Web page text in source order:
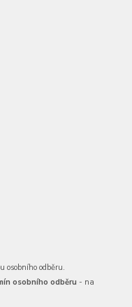
osobního odběru.
osobního odběru - na